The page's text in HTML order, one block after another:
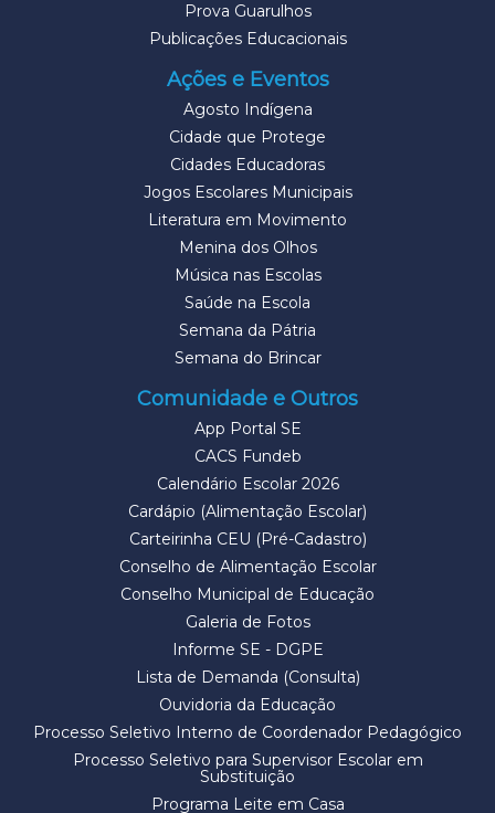
Prova Guarulhos
Publicações Educacionais
Ações e Eventos
Agosto Indígena
Cidade que Protege
Cidades Educadoras
Jogos Escolares Municipais
Literatura em Movimento
Menina dos Olhos
Música nas Escolas
Saúde na Escola
Semana da Pátria
Semana do Brincar
Comunidade e Outros
App Portal SE
CACS Fundeb
Calendário Escolar 2026
Cardápio (Alimentação Escolar)
Carteirinha CEU (Pré-Cadastro)
Conselho de Alimentação Escolar
Conselho Municipal de Educação
Galeria de Fotos
Informe SE - DGPE
Lista de Demanda (Consulta)
Ouvidoria da Educação
Processo Seletivo Interno de Coordenador Pedagógico
Processo Seletivo para Supervisor Escolar em
Substituição
Programa Leite em Casa